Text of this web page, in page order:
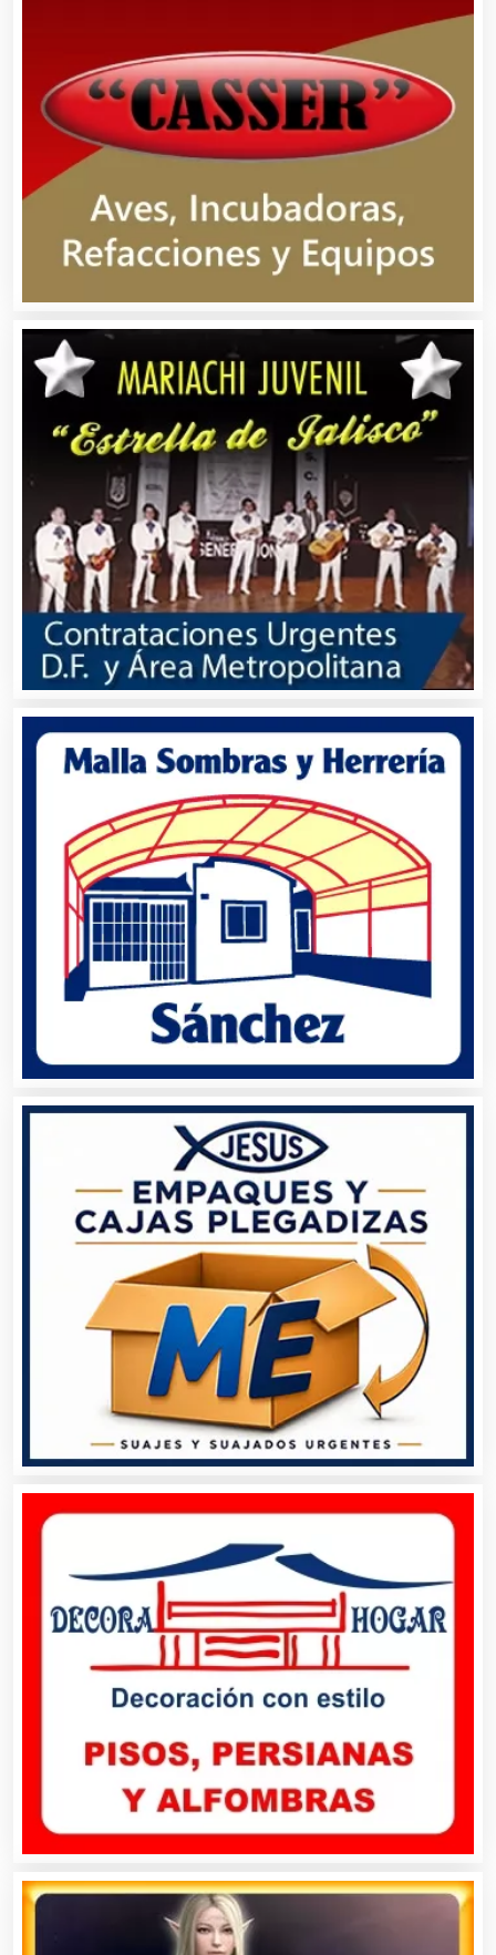
Alquiler de Trajes de Etiqueta
Alta Costura
Aluminio
Análisis Clínicos
Análisis de Aguas
Animadores de Eventos
Aparatos y Equipos Eléctricos
Arquitectos
Artes Gráficas
Artesanías
Artículos de Oficina
Artículos de Piel
Artículos Deportivos
Artículos Importados
Artículos para el Hogar
Artículos para Regalos
Artículos Personales
Artículos Publicitarios
Aseguradoras
Asesores Técnicos